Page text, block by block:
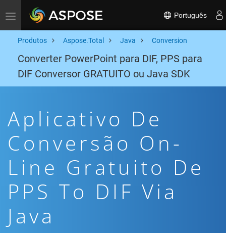
Toggle navigation Português
Produtos Aspose.Total Java Conversion
Converter PowerPoint para DIF, PPS para
DIF Conversor GRATUITO ou Java SDK
Aplicativo De
Conversão On-
Line Gratuito De
PPS To DIF Via
Java